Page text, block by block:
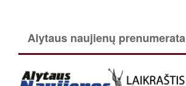
Alytaus naujienų prenumerata